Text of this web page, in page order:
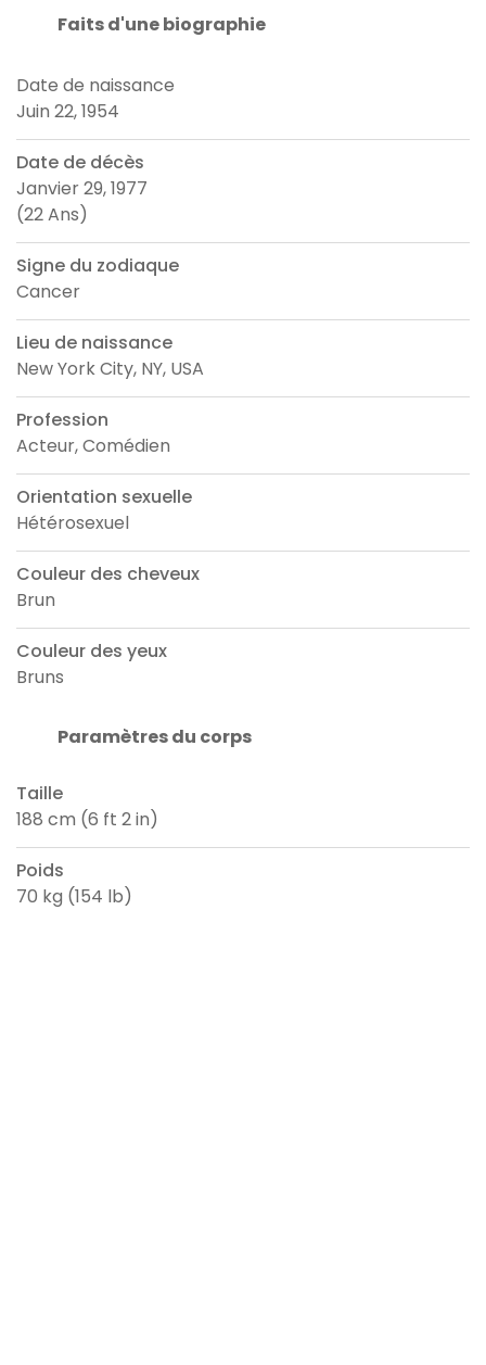
Faits d'une biographie
Date de naissance
Juin 22, 1954
Date de décès
Janvier 29, 1977
(22 Ans)
Signe du zodiaque
Cancer
Lieu de naissance
New York City, NY, USA
Profession
Acteur, Comédien
Orientation sexuelle
Hétérosexuel
Couleur des cheveux
Brun
Couleur des yeux
Bruns
Paramètres du corps
Taille
188 cm (6 ft 2 in)
Poids
70 kg (154 lb)